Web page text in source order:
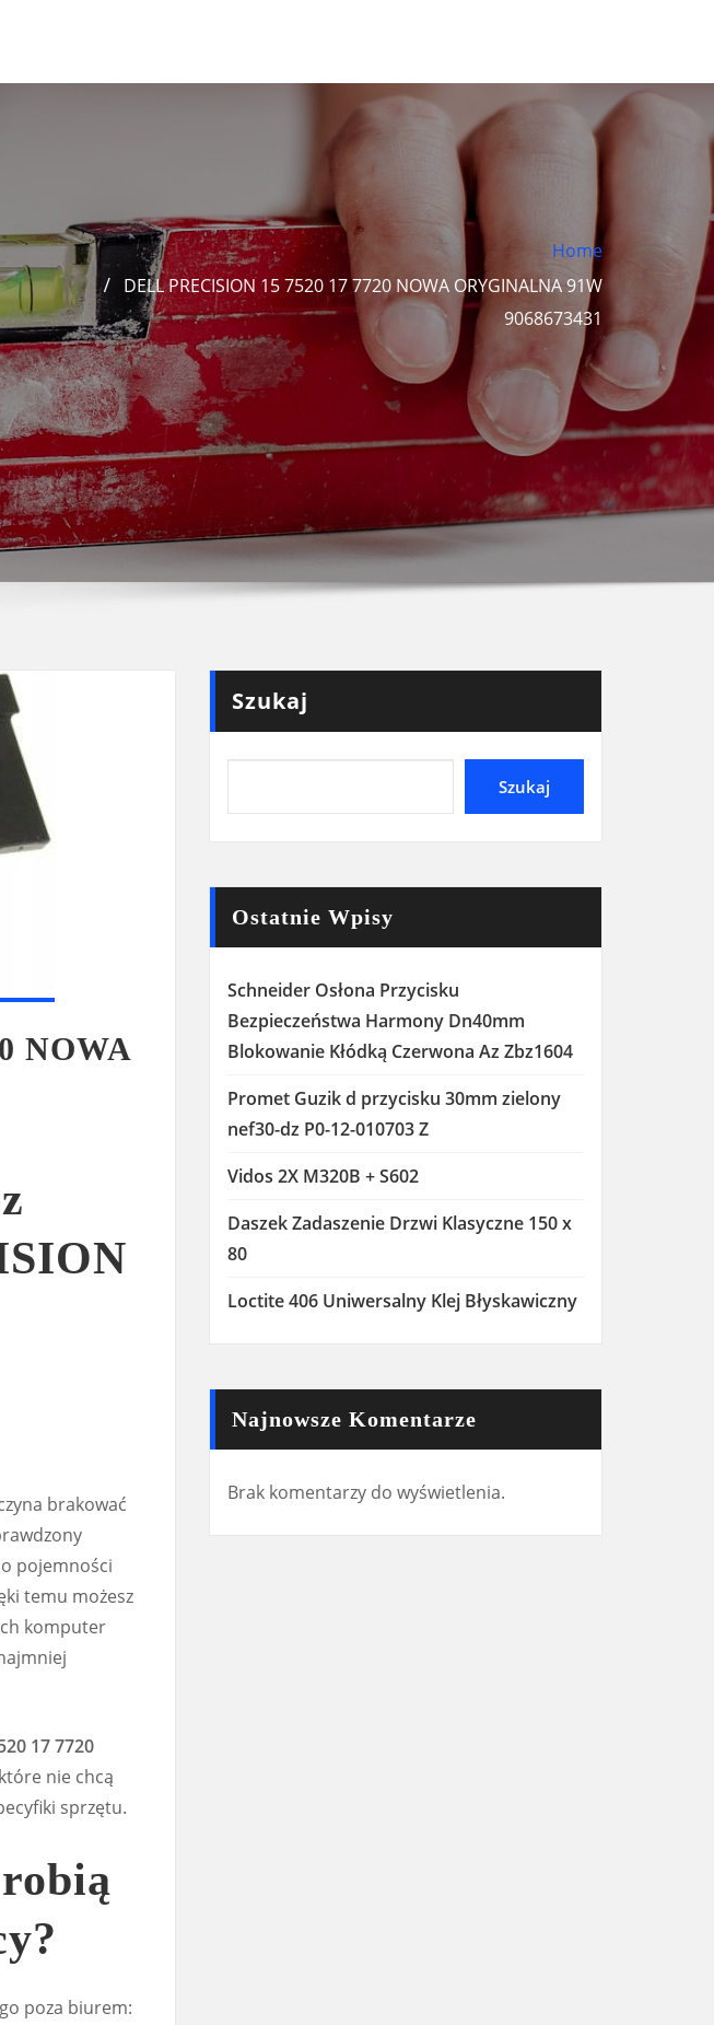
Home
DELL PRECISION 15 7520 17 7720 NOWA ORYGINALNA 91W
9068673431
NOWA
brakować
pojemności
temu możesz
komputer
17 7720
nie chcą
sprzętu.
poza biurem:
Szukaj
Szukaj
Ostatnie Wpisy
Schneider Osłona Przycisku
Bezpieczeństwa Harmony Dn40mm
Blokowanie Kłódką Czerwona Az Zbz1604
Promet Guzik d przycisku 30mm zielony
nef30-dz P0-12-010703 Z
Vidos 2X M320B + S602
Daszek Zadaszenie Drzwi Klasyczne 150 x
80
Loctite 406 Uniwersalny Klej Błyskawiczny
Najnowsze Komentarze
Brak komentarzy do wyświetlenia.